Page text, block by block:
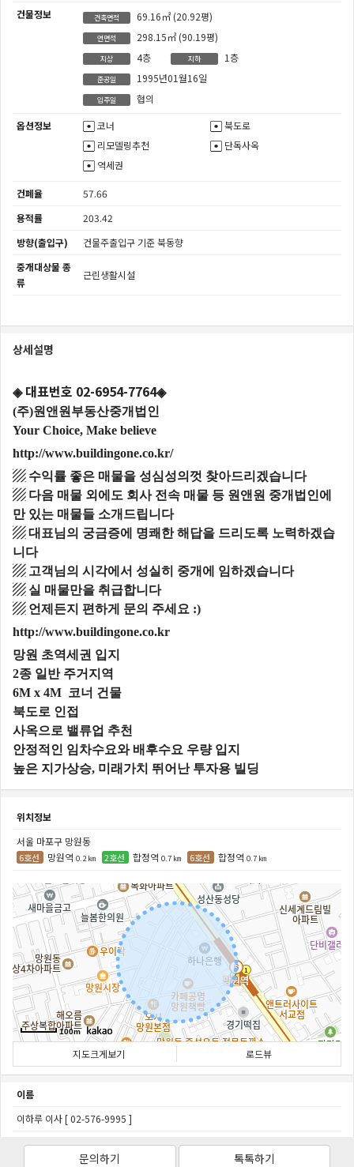
건물정보
건축면적 69.16㎡ (20.92평)
연면적 298.15㎡ (90.19평)
지상 4층 지하 1층
준공일 1995년01월16일
입주일
협의
옵션정보
코너
북도로
리모델링추천
단독사옥
역세권
건폐율
57.66
용적률
203.42
방향(출입구)
건물주출입구 기준 북동향
중개대상물 종
류
근린생활시설
상세설명
◈ 대표번호 02-6954-7764◈
(주)원앤원부동산중개법인
Your Choice, Make believe
http://www.buildingone.co.kr/
▨ 수익률 좋은 매물을 성심성의껏 찾아드리겠습니다
▨ 다음 매물 외에도 회사 전속 매물 등 원앤원 중개법인에
만 있는 매물들 소개드립니다
▨ 대표님의 궁금증에 명쾌한 해답을 드리도록 노력하겠습
니다
▨ 고객님의 시각에서 성실히 중개에 임하겠습니다
▨ 실 매물만을 취급합니다
▨ 언제든지 편하게 문의 주세요 :)
http://www.buildingone.co.kr
망원 초역세권 입지
2종 일반 주거지역
6M x 4M 코너 건물
북도로 인접
사옥으로 밸류업 추천
안정적인 임차수요와 배후수요 우량 입지
높은 지가상승, 미래가치 뛰어난 투자용 빌딩
위치정보
서울 마포구 망원동
6호선 망원역 0.2 ㎞ 2호선 합정역 0.7 ㎞ 6호선 합정역 0.7 ㎞
100m
지도크게보기 로드뷰
이름
이하루 이사 [02-576-9995 ]
문의하기 톡톡하기